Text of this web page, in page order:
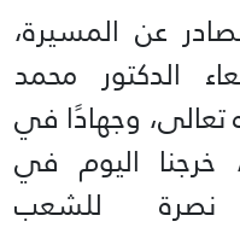
عن المسيرة،
الدكتور محمد
تعالى، وجهادًا في
خرجنا اليوم في
نصرة للشعب